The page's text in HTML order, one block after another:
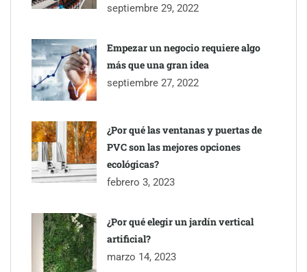
septiembre 29, 2022
Empezar un negocio requiere algo
más que una gran idea
septiembre 27, 2022
¿Por qué las ventanas y puertas de
PVC son las mejores opciones
ecológicas?
febrero 3, 2023
¿Por qué elegir un jardín vertical
artificial?
marzo 14, 2023